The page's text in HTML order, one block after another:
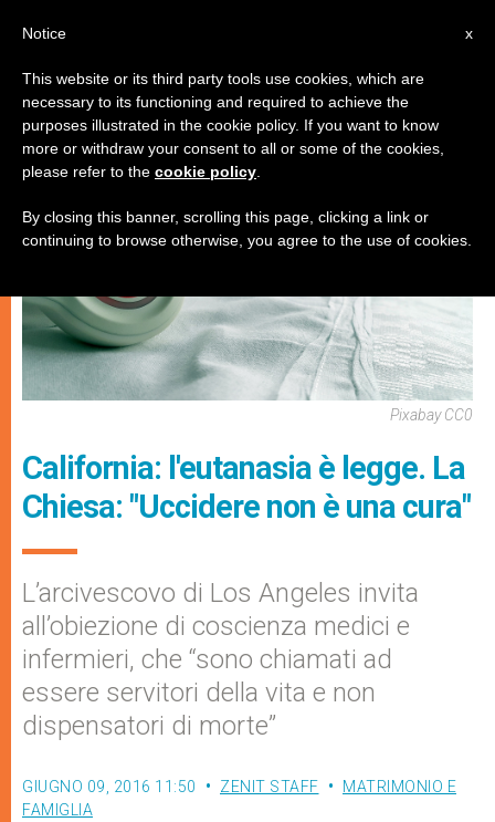
MATRIMONIO E FAMIGLIA
Pixabay CC0
California: l'eutanasia è legge. La
Chiesa: "Uccidere non è una cura"
L’arcivescovo di Los Angeles invita
all’obiezione di coscienza medici e
infermieri, che “sono chiamati ad
essere servitori della vita e non
dispensatori di morte”
GIUGNO 09, 2016 11:50 ZENIT STAFF
MATRIMONIO E
FAMIGLIA
x
Notice
This website or its third party tools use cookies, which are
necessary to its functioning and required to achieve the
purposes illustrated in the cookie policy. If you want to know
more or withdraw your consent to all or some of the cookies,
please refer to the cookie policy
By closing this banner, scrolling this page, clicking a link or
continuing to browse otherwise, you agree to the use of cookies.